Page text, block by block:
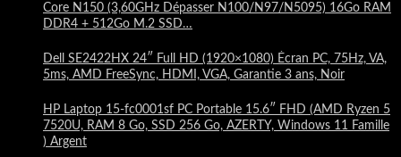
Core N150 (3,60GHz Dépasser N100/N97/N5095) 16Go RAM
DDR4 + 512Go M.2 SSD…
Dell SE2422HX 24″ Full HD (1920×1080) Écran PC, 75Hz, VA,
5ms, AMD FreeSync, HDMI, VGA, Garantie 3 ans, Noir
HP Laptop 15-fc0001sf PC Portable 15.6″ FHD (AMD Ryzen 5
7520U, RAM 8 Go, SSD 256 Go, AZERTY, Windows 11 Famille
) Argent